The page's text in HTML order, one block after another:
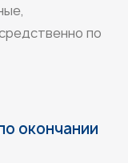
по
окончании